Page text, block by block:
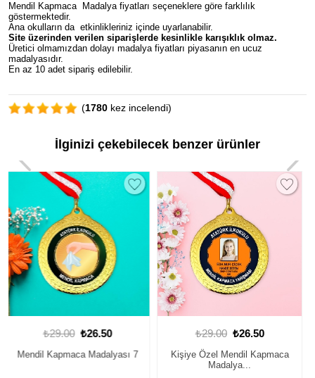
Mendil Kapmaca Madalya fiyatları seçeneklere göre farklılık
göstermektedir.
Ana okulların da etkinlikleriniz içinde uyarlanabilir.
Site üzerinden verilen siparişlerde kesinlikle karışıklık olmaz.
Üretici olmamızdan dolayı madalya fiyatları piyasanın en ucuz
madalyasıdır.
En az 10 adet sipariş edilebilir.
(1780 kez incelendi)
İlginizi çekebilecek benzer ürünler
₺29.00 ₺26.50
Kişiye Özel Mendil Kapmaca
₺29.00 ₺26.50
Kişiye Özel Mendil Kapmaca
Madalya...